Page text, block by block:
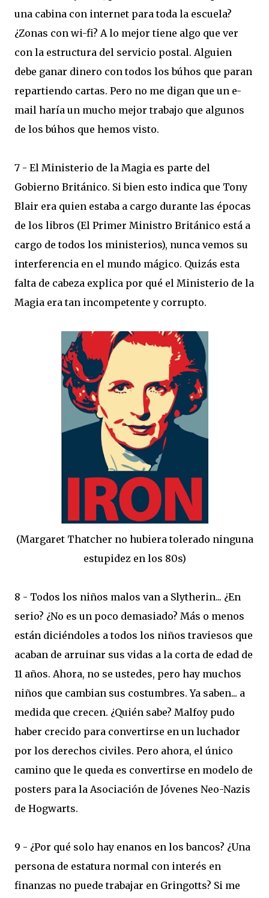
una cabina con internet para toda la escuela?
¿Zonas con wi-fi? A lo mejor tiene algo que ver
con la estructura del servicio postal. Alguien
debe ganar dinero con todos los búhos que paran
repartiendo cartas. Pero no me digan que un e-
mail haría un mucho mejor trabajo que algunos
de los búhos que hemos visto.
7 - El Ministerio de la Magia es parte del
Gobierno Británico. Si bien esto indica que Tony
Blair era quien estaba a cargo durante las épocas
de los libros (El Primer Ministro Británico está a
cargo de todos los ministerios), nunca vemos su
interferencia en el mundo mágico. Quizás esta
falta de cabeza explica por qué el Ministerio de la
Magia era tan incompetente y corrupto.
(Margaret Thatcher no hubiera tolerado ninguna
estupidez en los 80s)
8 - Todos los niños malos van a Slytherin... ¿En
serio? ¿No es un poco demasiado? Más o menos
están diciéndoles a todos los niños traviesos que
acaban de arruinar sus vidas a la corta de edad de
11 años. Ahora, no se ustedes, pero hay muchos
niños que cambian sus costumbres. Ya saben... a
medida que crecen. ¿Quién sabe? Malfoy pudo
haber crecido para convertirse en un luchador
por los derechos civiles. Pero ahora, el único
camino que le queda es convertirse en modelo de
posters para la Asociación de Jóvenes Neo-Nazis
de Hogwarts.
9 - ¿Por qué solo hay enanos en los bancos? ¿Una
persona de estatura normal con interés en
finanzas no puede trabajar en Gringotts? Si me